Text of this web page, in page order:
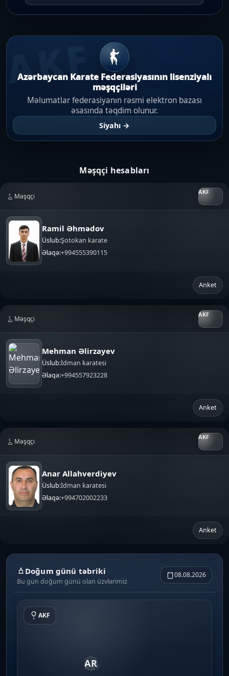
AKF
Azərbaycan Karate Federasiyasının lisenziyalı
məşqçiləri
Məlumatlar federasiyanın rəsmi elektron bazası
əsasında təqdim olunur.
Siyahı →
Məşqçi hesabları
Məşqçi
Ramil Əhmədov
Üslub:Şotokan karate
Əlaqə:+994555390115
Anket
Məşqçi
Mehman Əlirzayev
Üslub:İdman karatesi
Əlaqə:+994557923228
Anket
Məşqçi
Anar Allahverdiyev
Üslub:İdman karatesi
Əlaqə:+994702002233
Anket
Doğum günü təbriki
Bu gün doğum günü olan üzvlərimiz
08.08.2026
AKF
AR